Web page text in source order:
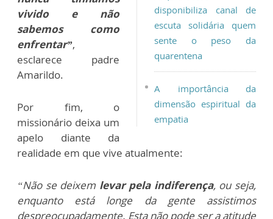
disponibiliza canal de
escuta solidária quem
sente o peso da
quarentena
A importância da
dimensão espiritual da
empatia
vivido e não
sabemos como
enfrentar”,
esclarece padre
Amarildo.
Por fim, o
missionário deixa um
apelo diante da
realidade em que vive atualmente:
“Não se deixem levar pela indiferença, ou seja,
enquanto está longe da gente assistimos
despreocupadamente. Esta não pode ser a atitude